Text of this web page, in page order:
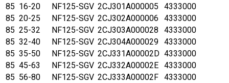
85 16-20 NF125-SGV 2CJ301A000005
4333000
85 20-25 NF125-SGV 2CJ302A000006
4333000
85 25-32 NF125-SGV 2CJ303A000028
4333000
85 32-40 NF125-SGV 2CJ304A000029 4333000
85 35-50 NF125-SGV 2CJ331A00002D 4333000
85 45-63 NF125-SGV 2CJ332A00002E 4333000
85 56-80 NF125-SGV 2CJ333A00002F 4333000